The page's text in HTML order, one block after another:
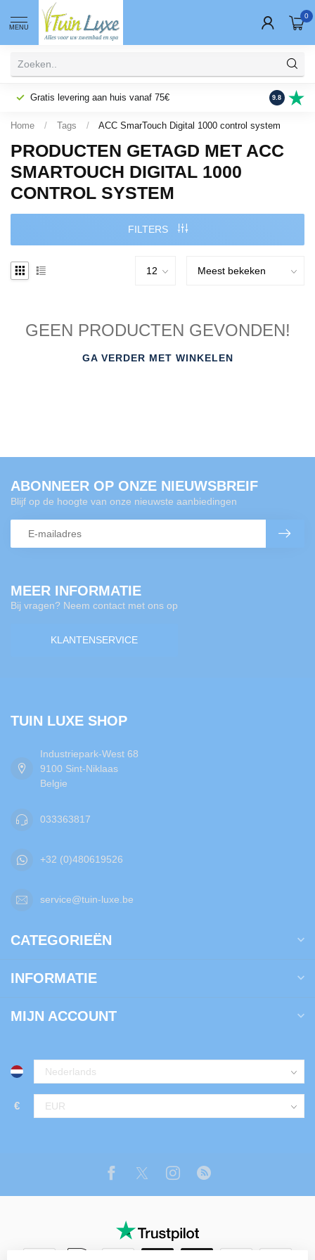
MENU
0
Gratis levering aan huis vanaf 75€ Fysieke
9.8
Home / Tags / ACC SmarTouch Digital 1000 control system
PRODUCTEN GETAGD MET ACC
SMARTOUCH DIGITAL 1000
CONTROL SYSTEM
FILTERS
GEEN PRODUCTEN GEVONDEN!
GA VERDER MET WINKELEN
MEER INFORMATIE
Bij vragen? Neem contact met ons op
KLANTENSERVICE
ABONNEER OP ONZE NIEUWSBREIF
Blijf op de hoogte van onze nieuwste aanbiedingen
TUIN LUXE SHOP
Industriepark-West 68
9100 Sint-Niklaas
Belgie
033363817
+32 (0)480619526
service@tuin-luxe.be
CATEGORIEËN
INFORMATIE
MIJN ACCOUNT
€